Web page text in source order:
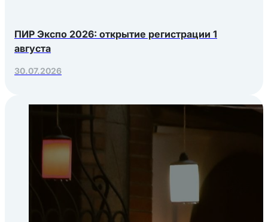
ПИР Экспо 2026: открытие регистрации 1
августа
30.07.2026